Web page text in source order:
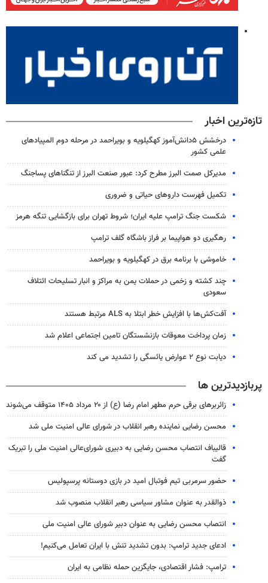
تازه‌ترین اخبار
درخشش ۵دانش‌آموز کهگیلویه و بویراحمد در مرحله دوم المپیادهای
علمی کشور
مدیرکل صمت البرز مطرح کرد: عبور صنعت البرز از تنگناهای پساجنگ
تکمیل فهرست داروهای حیاتی و ضروری
شکست جنگ ترامپ علیه ایران؛ شروط تهران برای بازگشایی تنگه هرمز
رهگیری دو هواپیما بر فراز باشگاه گلف ترامپ
خاموشی با برنامه برق در کهگیلویه و بویراحمد
چند کشته و زخمی در حملات یمن به مراکز و انبار تسلیحات ائتلاف
سعودی
آفت‌کش‌ها با افزایش خطر ابتلا به ALS مرتبط هستند
زمان پرداخت معوقات بازنشستگان تامین اجتماعی اعلام شد
دیابت نوع ۲ عوارض یائسگی را تشدید می کند
پربازدیدترین ها
زائربرهای برقی حرم مطهر امام رضا (ع) از ۲۰ مرداد ۱۴۰۵ متوقف می‌شوند
محسن رضایی نماینده رهبر انقلاب در شورای عالی امنیت ملی شد
قالیباف انتصاب محسن رضایی به دبیری شورای‌عالی امنیت ملی را تبریک
گفت
حضور سرمربی تیم فوتبال امید در بازی دوستانه پرسپولیس
ذوالقدر به عنوان مشاور سیاسی رهبر انقلاب منصوب شد
انتصاب محسن رضایی به عنوان دبیر شورای عالی امنیت ملی
ادعای جدید ترامپ: بدون تشدید تنش با ایران تعامل می‌کنیم!
ترامپ: فشار اقتصادی، جایگزین حمله نظامی به ایران